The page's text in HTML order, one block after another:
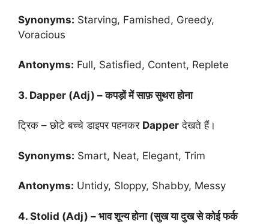
Synonyms: Starving, Famished, Greedy,
Voracious
Antonyms: Full, Satisfied, Content, Replete
3. Dapper (Adj) – कपड़ों में साफ़ सुथरा होना
ट्रिक – छोटे बच्चे डाइपर पहनकर Dapper देखते हैं।
Synonyms: Smart, Neat, Elegant, Trim
Antonyms: Untidy, Sloppy, Shabby, Messy
4. Stolid (Adj) – भाव शून्य होना (सुख या दुख से कोई फर्क